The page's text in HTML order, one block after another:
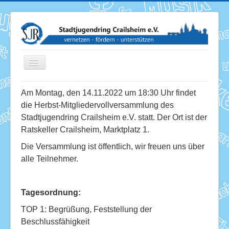
Toggle
News
Termine
Über uns
Förderung
Services
Am Montag, den 14.11.2022 um 18:30 Uhr findet
die Herbst-Mitgliedervollversammlung des
Stadtjugendring Crailsheim e.V. statt. Der Ort ist der
Ratskeller Crailsheim, Marktplatz 1.
Die Versammlung ist öffentlich, wir freuen uns über
alle Teilnehmer.
Tagesordnung:
TOP 1: Begrüßung, Feststellung der
Beschlussfähigkeit